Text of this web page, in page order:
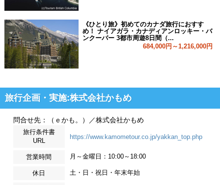
《ひとり旅》初めてのカナダ旅行におすす
め！ ナイアガラ・カナディアンロッキー・バ
ンクーバー 3都市周遊8日間（...
684,000円～1,216,000円
旅行企画・実施:株式会社かもめ
問合せ先：（ｅかも。）／株式会社かもめ
旅行条件書
URL
https://www.kamometour.co.jp/yakkan_top.php
営業時間 月～金曜日：10:00～18:00
休日 土・日・祝日・年末年始